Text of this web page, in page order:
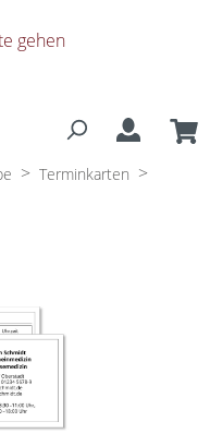
> Terminkarten >